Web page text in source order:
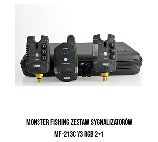
Monster Fishing Zestaw Sygnalizatorów
MF-213C V3 RGB 2+1